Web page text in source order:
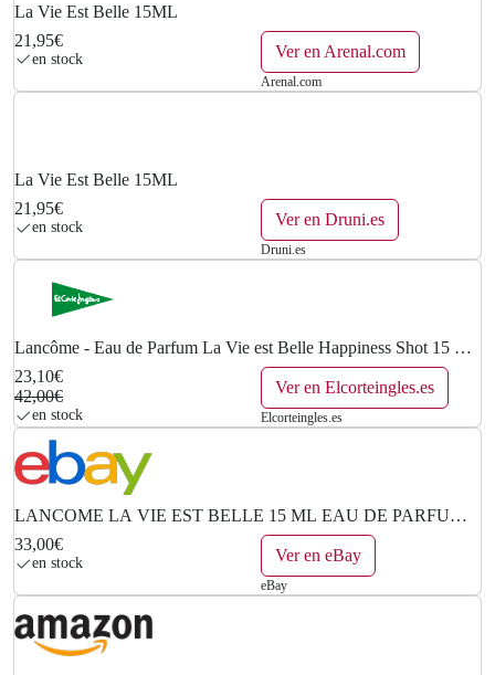
La Vie Est Belle 15ML
21,95€
en stock Ver en Arenal.com
Arenal.com
La Vie Est Belle 15ML
21,95€
en stock Ver en Druni.es
Druni.es
Lancôme - Eau de Parfum La Vie est Belle Happiness Shot 15 ml
Lancôme.
23,10€
42,00€
en stock
Ver en Elcorteingles.es
Elcorteingles.es
LANCOME LA VIE EST BELLE 15 ML EAU DE PARFUM -
NUOVO - DA VIAGGIO, FLY
33,00€
en stock Ver en eBay
eBay